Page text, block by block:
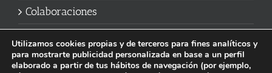
Colaboraciones
Utilizamos cookies propias y de terceros para fines analíticos y
para mostrarte publicidad personalizada en base a un perfil
elaborado a partir de tus hábitos de navegación (por ejemplo,